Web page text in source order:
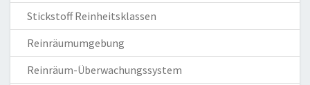
Stickstoff Reinheitsklassen
Reinräumumgebung
Reinräum-Überwachungssystem